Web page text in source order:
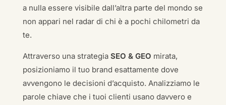
a nulla essere visibile dall’altra parte del mondo se
non appari nel radar di chi è a pochi chilometri da
te.
Attraverso una strategia SEO & GEO mirata,
posizioniamo il tuo brand esattamente dove
avvengono le decisioni d’acquisto. Analizziamo le
parole chiave che i tuoi clienti usano davvero e